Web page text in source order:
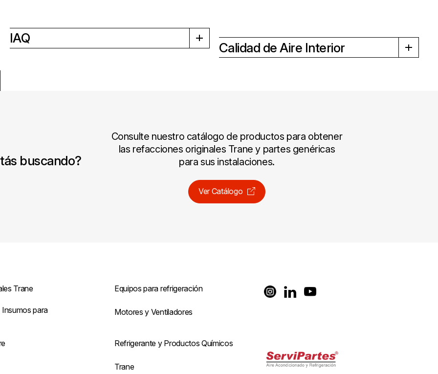
IAQ
Calidad de Aire Interior
buscando?
Consulte nuestro catálogo de productos para obtener
las refacciones originales Trane y partes genéricas
para sus instalaciones.
Ver Catálogo
Trane Equipos para refrigeración
para
Motores y Ventiladores
Refrigerante y Productos Químicos
Trane